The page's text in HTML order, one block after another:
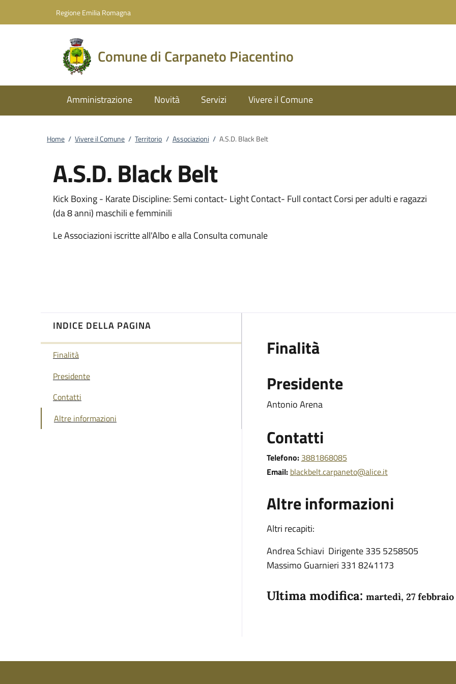
Regione Emilia Romagna
Comune di Carpaneto Piacentino
Amministrazione Novità Servizi Vivere il Comune
Home / Vivere il Comune / Territorio / Associazioni / A.S.D. Black Belt
A.S.D. Black Belt
Kick Boxing - Karate Discipline: Semi contact- Light Contact- Full contact Corsi per adulti e ragazzi
(da 8 anni) maschili e femminili
Le Associazioni iscritte all'Albo e alla Consulta comunale
INDICE DELLA PAGINA
Finalità
Presidente
Contatti
Altre informazioni
Finalità
Presidente
Antonio Arena
Contatti
Telefono: 3881868085
Email: blackbelt.carpaneto@alice.it
Altre informazioni
Altri recapiti:
Andrea Schiavi Dirigente 335 5258505
Massimo Guarnieri 331 8241173
Ultima modifica: martedì, 27 febbraio